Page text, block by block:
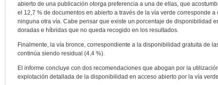
abierto de una publicación otorga preferencia a una de ellas, que
el 12,7 % de documentos en abierto a través de la vía verde corresponde
ninguna otra vía. Cabe pensar que existe un porcentaje de disponibilidad
doradas e híbridas que no queda recogido en los resultados.
Finalmente, la vía bronce, correspondiente a la disponibilidad gratuita de
continúa siendo residual (4,4 %).
El informe concluye con dos recomendaciones que abogan por la
explotación detallada de la disponibilidad en acceso abierto por la vía